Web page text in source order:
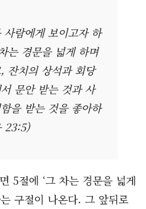
람에게 보이고자 하
는 경문을 넓게 하며
잔치의 상석과 회당
문안 받는 것과 사
을 받는 것을 좋아하
23:5)
5절에 ‘그 차는 경문을 넓게
구절이 나온다. 그 앞뒤로